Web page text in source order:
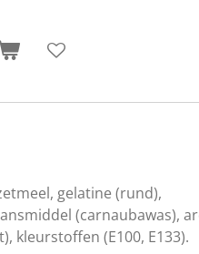
gelatine (rund),
(carnaubawas),
kleurstoffen (E100, E133).